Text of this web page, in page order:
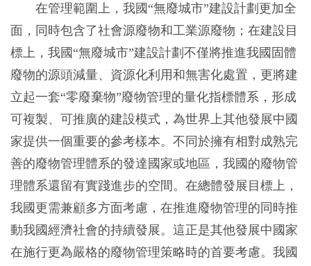
在管理範圍上，我國“無廢城市”建設計劃更加全
面，同時包含了社會源廢物和工業源廢物；在建設目
標上，我國“無廢城市”建設計劃不僅將推進我國固體
廢物的源頭減量、資源化利用和無害化處置，更將建
立起一套“零廢棄物”廢物管理的量化指標體系，形成
可複製、可推廣的建設模式，為世界上其他發展中國
家提供一個重要的參考樣本。不同於擁有相對成熟完
善的廢物管理體系的發達國家或地區，我國的廢物管
理體系還留有實踐進步的空間。在總體發展目標上，
我國更需兼顧多方面考慮，在推進廢物管理的同時推
動我國經濟社會的持續發展。這正是其他發展中國家
在施行更為嚴格的廢物管理策略時的首要考慮。我國